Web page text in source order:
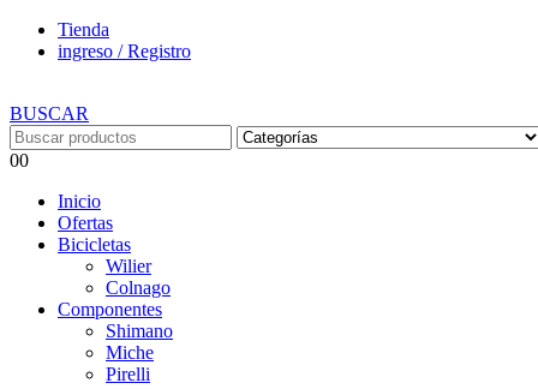
Tienda
ingreso / Registro
BUSCAR
00
Inicio
Ofertas
Bicicletas
Wilier
Colnago
Componentes
Shimano
Miche
Pirelli